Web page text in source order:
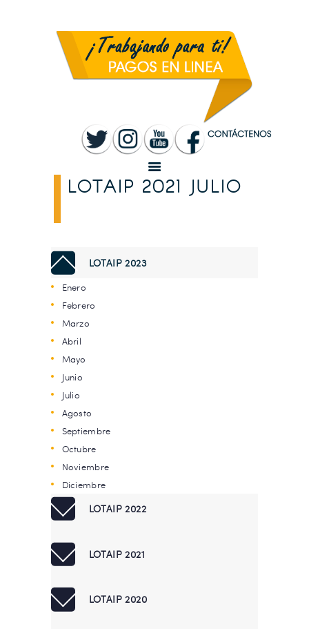
LOTAIP 2021 JULIO
MUNICIPALIDAD
SANTA ROSA
CUENTAS
SERVICIOS
CONVOCATORIAS
LOTAIP 2023
Enero
Febrero
Marzo
Abril
Mayo
Junio
Julio
Agosto
Septiembre
Octubre
Noviembre
Diciembre
LOTAIP 2022
LOTAIP 2021
LOTAIP 2020